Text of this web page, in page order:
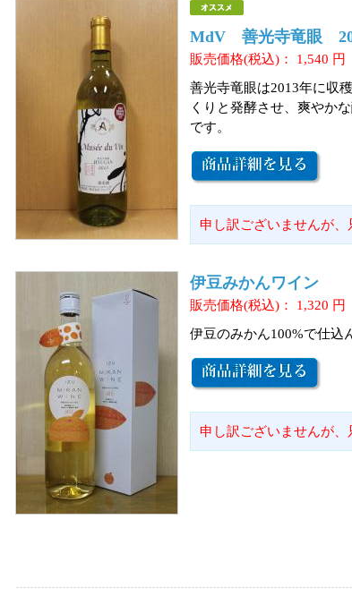
MdV 善光寺竜眼
販売価格(税込)： 1,540 円
善光寺竜眼は2013年に収
くりと発酵させ、爽やか
です。
申し訳ございませんが、
伊豆みかんワイン
販売価格(税込)： 1,320 円
伊豆のみかん100%で仕込
申し訳ございませんが、